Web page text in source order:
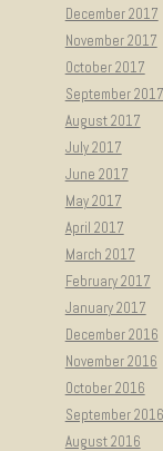
December 2017
November 2017
October 2017
September 2017
August 2017
July 2017
June 2017
May 2017
April 2017
March 2017
February 2017
January 2017
December 2016
November 2016
October 2016
September 2016
August 2016